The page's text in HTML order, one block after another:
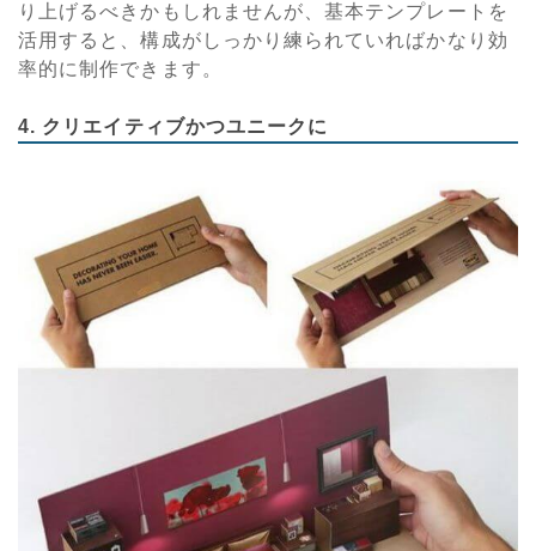
り上げるべきかもしれませんが、基本テンプレートを
活用すると、構成がしっかり練られていればかなり効
率的に制作できます。
4. クリエイティブかつユニークに